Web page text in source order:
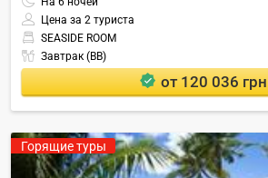
Цена за 2 туриста
SEASIDE ROOM
Завтрак (BB)
от 120 036 грн
Горящие туры